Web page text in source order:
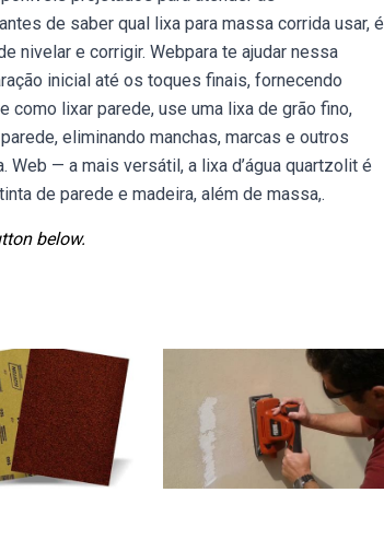
de saber qual lixa para massa corrida usar, é
nivelar e corrigir. Webpara te ajudar nessa
inicial até os toques finais, fornecendo
lixar parede, use uma lixa de grão fino,
eliminando manchas, marcas e outros
— a mais versátil, a lixa d’água quartzolit é
de parede e madeira, além de massa,.
below.